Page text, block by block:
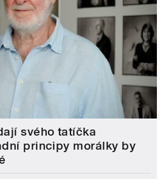
svého tatíčka
principy morálky by